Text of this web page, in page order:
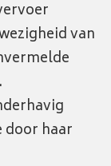
van
door haar